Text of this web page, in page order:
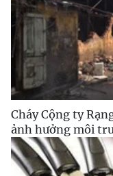
Cháy Cộng ty
ảnh hưởng môi